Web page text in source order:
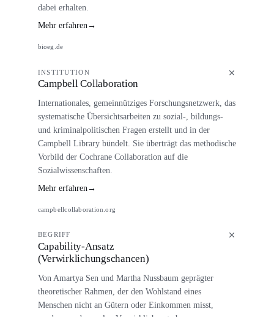
dabei erhalten.
Mehr erfahren →
bioeg.de
INSTITUTION
Campbell Collaboration
Internationales, gemeinnütziges Forschungsnetzwerk, das
systematische Übersichtsarbeiten zu sozial-, bildungs-
und kriminalpolitischen Fragen erstellt und in der
Campbell Library bündelt. Sie überträgt das methodische
Vorbild der Cochrane Collaboration auf die
Sozialwissenschaften.
Mehr erfahren →
campbellcollaboration.org
BEGRIFF
Capability-Ansatz
(Verwirklichungschancen)
Von Amartya Sen und Martha Nussbaum geprägter
theoretischer Rahmen, der den Wohlstand eines
Menschen nicht an Gütern oder Einkommen misst,